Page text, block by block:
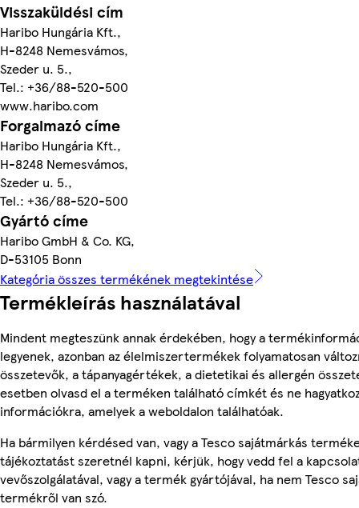
Visszaküldési cím
Haribo Hungária Kft.,
H-8248 Nemesvámos,
Szeder u. 5.,
Tel.: +36/88-520-500
www.haribo.com
Forgalmazó címe
Haribo Hungária Kft.,
H-8248 Nemesvámos,
Szeder u. 5.,
Tel.: +36/88-520-500
Gyártó címe
Haribo GmbH & Co. KG,
D-53105 Bonn
Kategória összes termékének megtekintése
Termékleírás használatával
Mindent megteszünk annak érdekében, hogy a
legyenek, azonban az élelmiszertermékek folyamatosan
összetevők, a tápanyagértékek, a dietetikai és allergén
esetben olvasd el a terméken található címkét és ne
információkra, amelyek a weboldalon találhatóak.
Ha bármilyen kérdésed van, vagy a Tesco sajátmárkás
tájékoztatást szeretnél kapni, kérjük, hogy vedd fel a
vevőszolgálatával, vagy a termék gyártójával, ha nem Tesco
termékről van szó.